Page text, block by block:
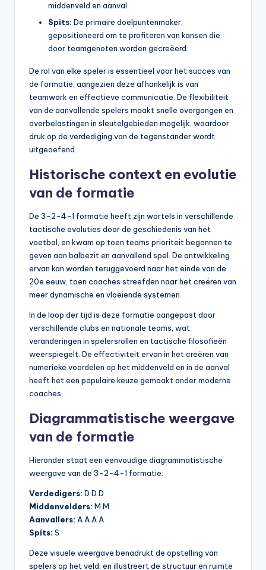
middenveld en aanval.
Spits: De primaire doelpuntenmaker,
gepositioneerd om te profiteren van kansen die
door teamgenoten worden gecreëerd.
De rol van elke speler is essentieel voor het succes van
de formatie, aangezien deze afhankelijk is van
teamwork en effectieve communicatie. De flexibiliteit
van de aanvallende spelers maakt snelle overgangen en
overbelastingen in sleutelgebieden mogelijk, waardoor
druk op de verdediging van de tegenstander wordt
uitgeoefend.
Historische context en evolutie
van de formatie
De 3-2-4-1 formatie heeft zijn wortels in verschillende
tactische evoluties door de geschiedenis van het
voetbal, en kwam op toen teams prioriteit begonnen te
geven aan balbezit en aanvallend spel. De ontwikkeling
ervan kan worden teruggevoerd naar het einde van de
20e eeuw, toen coaches streefden naar het creëren van
meer dynamische en vloeiende systemen.
In de loop der tijd is deze formatie aangepast door
verschillende clubs en nationale teams, wat
veranderingen in spelersrollen en tactische filosofieën
weerspiegelt. De effectiviteit ervan in het creëren van
numerieke voordelen op het middenveld en in de aanval
heeft het een populaire keuze gemaakt onder moderne
coaches.
Diagrammatistische weergave
van de formatie
Hieronder staat een eenvoudige diagrammatistische
weergave van de 3-2-4-1 formatie:
Verdedigers: D D D
Middenvelders: M M
Aanvallers: A A A A
Spits: S
Deze visuele weergave benadrukt de opstelling van
spelers op het veld, en illustreert de structuur en ruimte